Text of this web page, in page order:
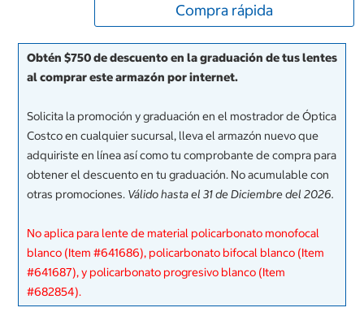
Compra rápida
Obtén $750 de descuento en la graduación de tus lentes
al comprar este armazón por internet.
Solicita la promoción y graduación en el mostrador de Óptica
Costco en cualquier sucursal, lleva el armazón nuevo que
adquiriste en línea así como tu comprobante de compra para
obtener el descuento en tu graduación. No acumulable con
otras promociones. Válido hasta el 31 de Diciembre del 2026.
No aplica para lente de material policarbonato monofocal
blanco (Item #641686), policarbonato bifocal blanco (Item
#641687), y policarbonato progresivo blanco (Item
#682854).